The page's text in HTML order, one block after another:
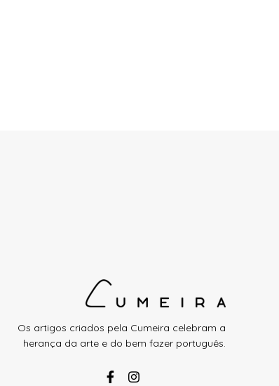
Os artigos criados pela Cumeira celebram a
herança da arte e do bem fazer português.